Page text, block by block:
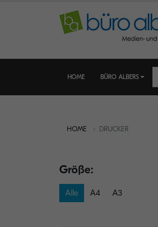
HOME BÜRO ALBERS
HOME DRUCKER
Größe:
Alle A4 A3